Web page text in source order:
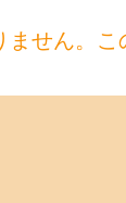
ません。